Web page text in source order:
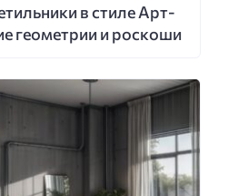
в стиле Арт-
геометрии и роскоши